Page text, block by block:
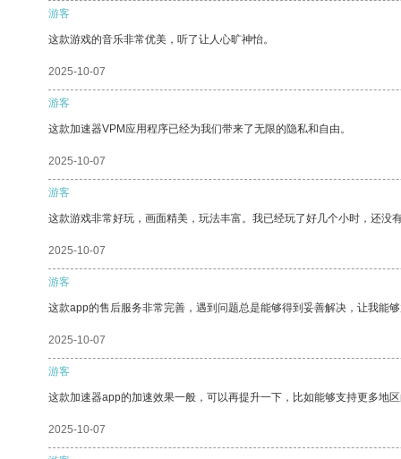
游客
这款游戏的音乐非常优美，听了让人心旷神怡。
2025-10-07
游客
这款加速器VPM应用程序已经为我们带来了无限的隐私和自由。
2025-10-07
游客
这款游戏非常好玩，画面精美，玩法丰富。我已经玩了好几个小时，还没
2025-10-07
游客
这款app的售后服务非常完善，遇到问题总是能够得到妥善解决，让我能
2025-10-07
游客
这款加速器app的加速效果一般，可以再提升一下，比如能够支持更多地
2025-10-07